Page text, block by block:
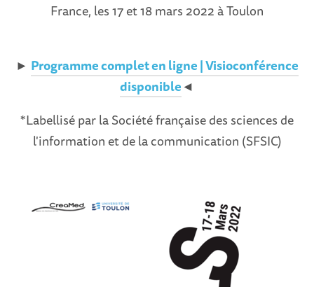
France, les 17 et 18 mars 2022 à Toulon
► Programme complet en ligne | Visioconférence
disponible◄
*Labellisé par la Société française des sciences de
l'information et de la communication (SFSIC)